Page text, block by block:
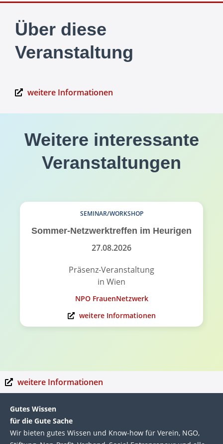
Über diese
Veranstaltung
weitere Informationen
Weitere interessante
Veranstaltungen
SEMINAR/WORKSHOP
Sommer-Netzwerktreffen im Heurigen
27.08.2026
Präsenz-Veranstaltung
in Wien
NPO FrauenNetzwerk
weitere Informationen
weitere Informationen
Gutes Wissen
für die Gute Sache
Wir bie­ten gutes Wis­sen und Know-how für Ver­ein, NGO,